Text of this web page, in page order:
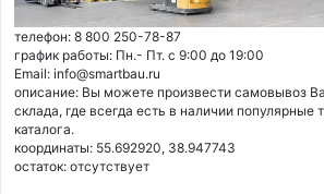
телефон: 8 800 250-78-87
график работы: Пн.- Пт. с 9:00 до 19:00
Email: info@smartbau.ru
описание: Вы можете произвести самовывоз
склада, где всегда есть в наличии популярные
каталога.
координаты: 55.692920, 38.947743
остаток: отсутствует